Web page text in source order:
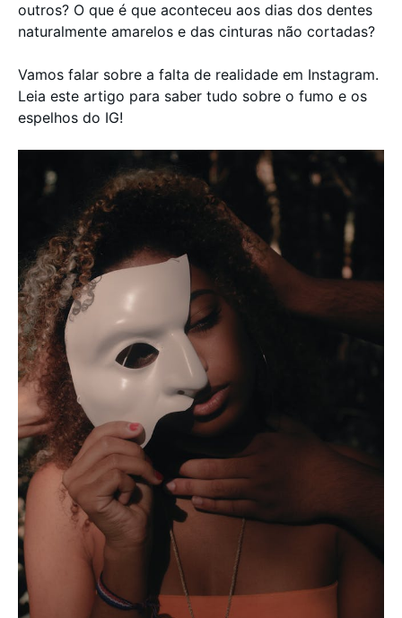
outros? O que é que aconteceu aos dias dos dentes
naturalmente amarelos e das cinturas não cortadas?
Vamos falar sobre a falta de realidade em Instagram.
Leia este artigo para saber tudo sobre o fumo e os
espelhos do IG!